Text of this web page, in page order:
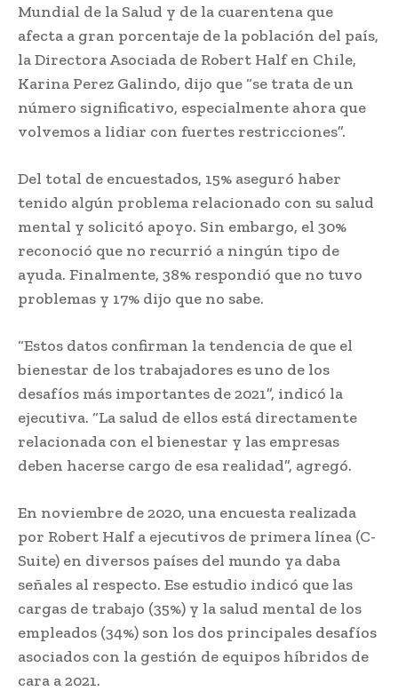
Mundial de la Salud y de la cuarentena que
afecta a gran porcentaje de la población del país,
la Directora Asociada de Robert Half en Chile,
Karina Perez Galindo, dijo que “se trata de un
número significativo, especialmente ahora que
volvemos a lidiar con fuertes restricciones”.
Del total de encuestados, 15% aseguró haber
tenido algún problema relacionado con su salud
mental y solicitó apoyo. Sin embargo, el 30%
reconoció que no recurrió a ningún tipo de
ayuda. Finalmente, 38% respondió que no tuvo
problemas y 17% dijo que no sabe.
“Estos datos confirman la tendencia de que el
bienestar de los trabajadores es uno de los
desafíos más importantes de 2021”, indicó la
ejecutiva. “La salud de ellos está directamente
relacionada con el bienestar y las empresas
deben hacerse cargo de esa realidad”, agregó.
En noviembre de 2020, una encuesta realizada
por Robert Half a ejecutivos de primera línea (C-
Suite) en diversos países del mundo ya daba
señales al respecto. Ese estudio indicó que las
cargas de trabajo (35%) y la salud mental de los
empleados (34%) son los dos principales desafíos
asociados con la gestión de equipos híbridos de
cara a 2021.